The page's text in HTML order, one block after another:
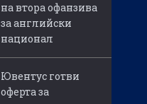
на втора офанзива
за английски
национал
Ювентус готви
оферта за